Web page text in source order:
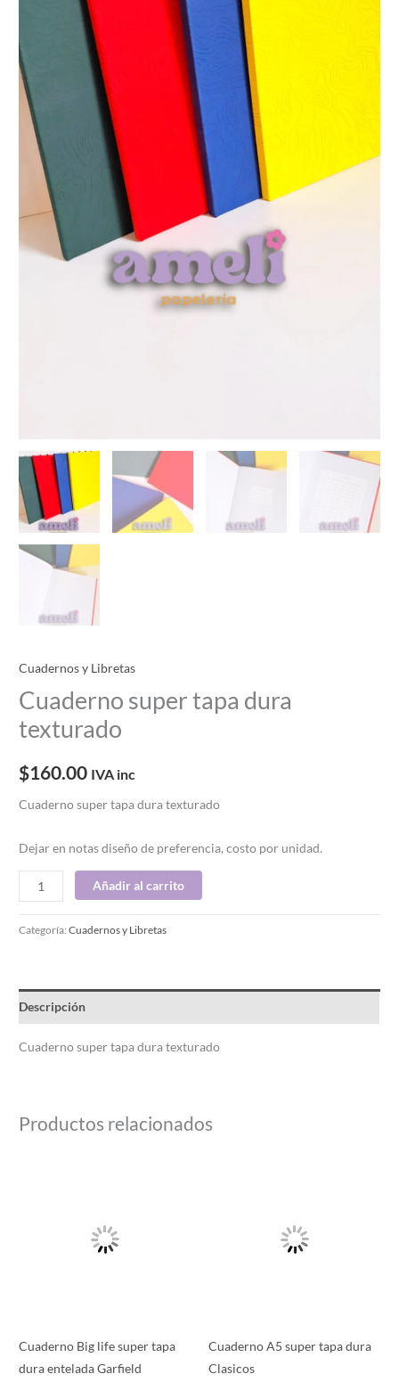
Cuadernos y Libretas
Cuaderno super tapa dura
texturado
$160.00 IVA inc
Cuaderno super tapa dura texturado
Dejar en notas diseño de preferencia, costo por unidad.
Añadir al carrito
Categoría:Cuadernos y Libretas
Descripción
Cuaderno super tapa dura texturado
Productos relacionados
Cuaderno Big life super tapa
dura entelada Garfield
pueden
Cuaderno A5 super tapa dura
Clasicos